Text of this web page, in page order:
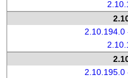
2.10.194.0
2.10.195.0